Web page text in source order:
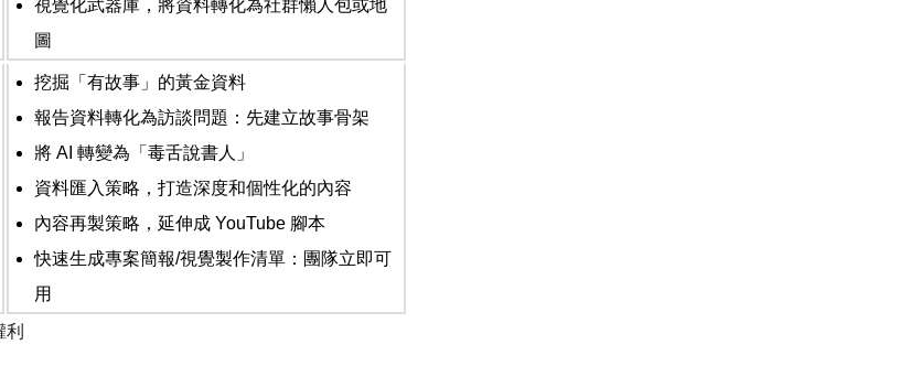
視覺化武器庫，將資料轉化為社群懶人包或地
圖
挖掘「有故事」的黃金資料
報告資料轉化為訪談問題：先建立故事骨架
將 AI轉變為「毒舌說書人」
資料匯入策略，打造深度和個性化的內容
內容再製策略，延伸成 YouTube 腳本
快速生成專案簡報/視覺製作清單：團隊立即可
用